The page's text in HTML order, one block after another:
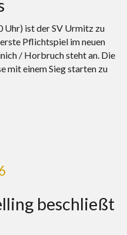
Uhr) ist der SV Urmitz zu
Pflichtspiel im neuen
/ Horbruch steht an. Die
mit einem Sieg starten zu
beschließt